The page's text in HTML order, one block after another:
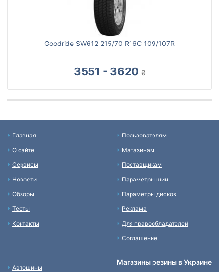
Goodride SW612 215/70 R16C 109/107R
3551 - 3620 ₴
Главная
О сайте
Сервисы
Новости
Обзоры
Тесты
Контакты
Пользователям
Магазинам
Поставщикам
Параметры шин
Параметры дисков
Реклама
Для правообладателей
Соглашение
Автошины
Магазины резины в Украине